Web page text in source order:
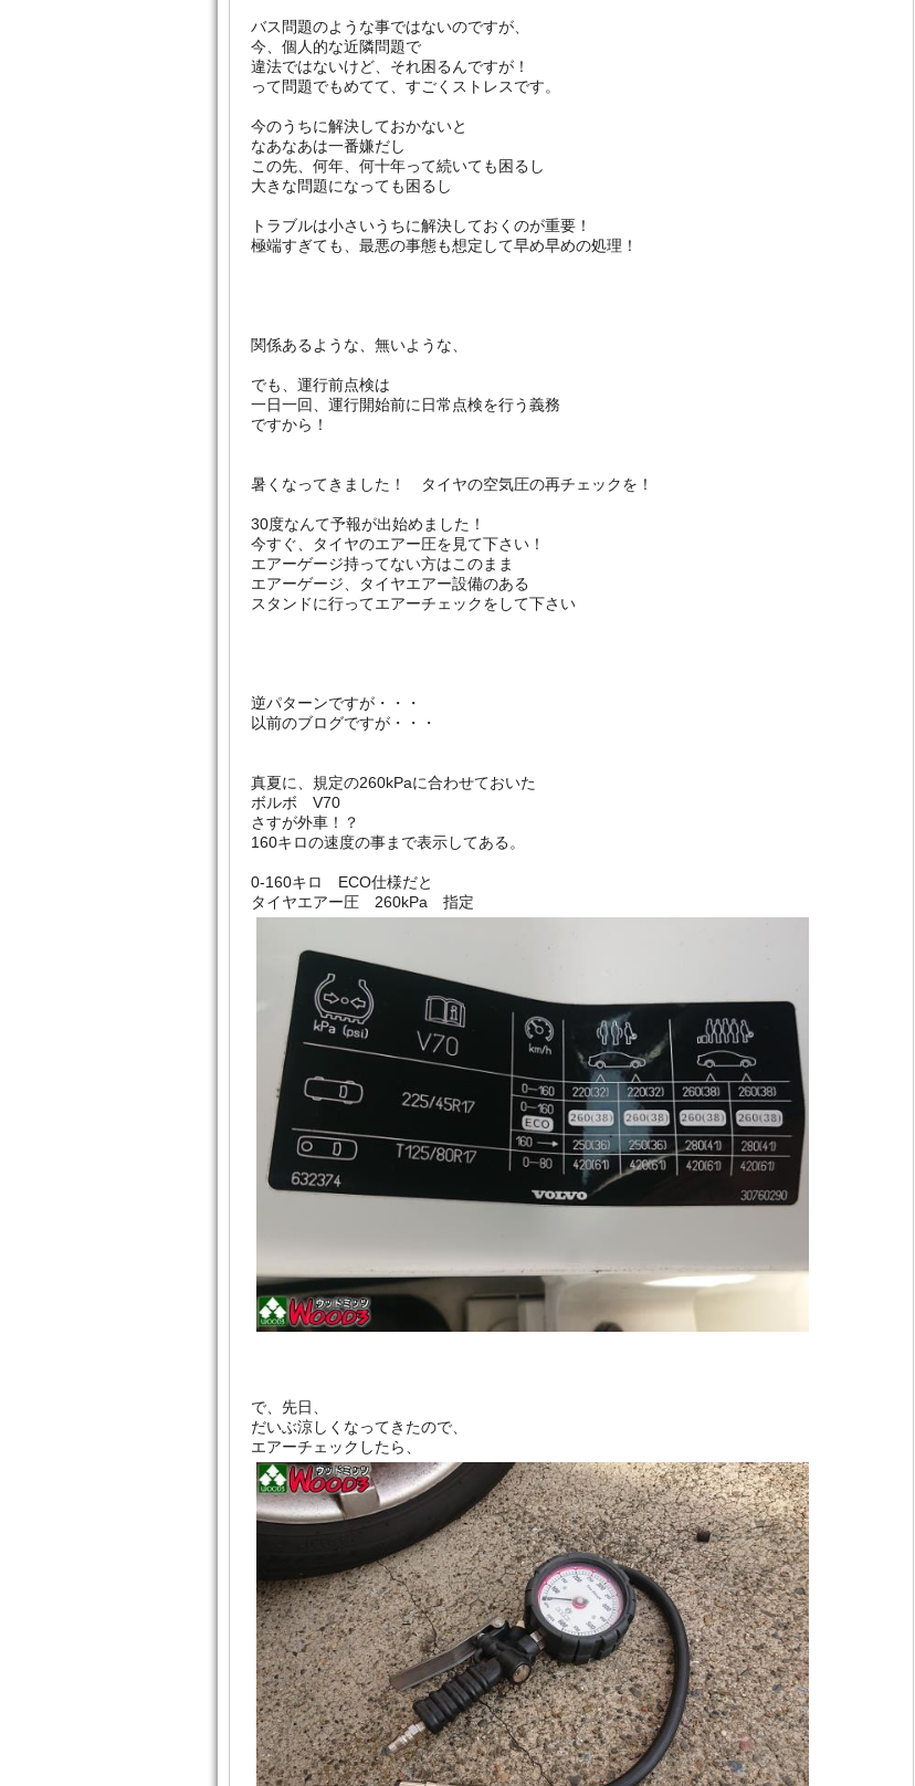
バス問題のような事ではないのですが、
今、個人的な近隣問題で
違法ではないけど、それ困るんですが！
って問題でもめてて、すごくストレスです。
今のうちに解決しておかないと
なあなあは一番嫌だし
この先、何年、何十年って続いても困るし
大きな問題になっても困るし
トラブルは小さいうちに解決しておくのが重要！
極端すぎても、最悪の事態も想定して早め早めの処理！
関係あるような、無いような、
でも、運行前点検は
一日一回、運行開始前に日常点検を行う義務
ですから！
暑くなってきました！ タイヤの空気圧の再チェックを！
30度なんて予報が出始めました！
今すぐ、タイヤのエアー圧を見て下さい！
エアーゲージ持ってない方はこのまま
エアーゲージ、タイヤエアー設備のある
スタンドに行ってエアーチェックをして下さい
逆パターンですが・・・
以前のブログですが・・・
真夏に、規定の260kPaに合わせておいた
ボルボ V70
さすが外車！？
160キロの速度の事まで表示してある。
0-160キロ ECO仕様だと
タイヤエアー圧 260kPa 指定
で、先日、
だいぶ涼しくなってきたので、
エアーチェックしたら、